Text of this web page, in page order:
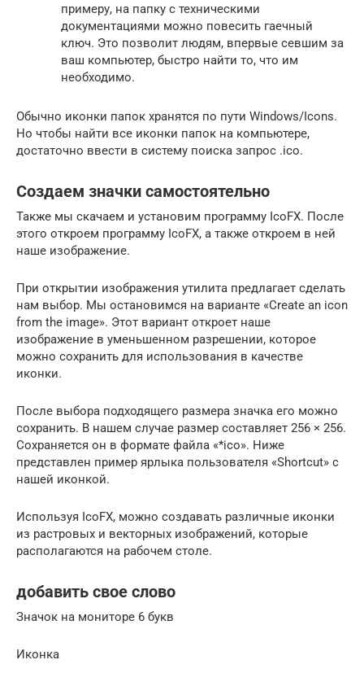
примеру, на папку с техническими
документациями можно повесить гаечный
ключ. Это позволит людям, впервые севшим за
ваш компьютер, быстро найти то, что им
необходимо.
Обычно иконки папок хранятся по пути Windows/Icons.
Но чтобы найти все иконки папок на компьютере,
достаточно ввести в систему поиска запрос .ico.
Создаем значки самостоятельно
Также мы скачаем и установим программу IcoFX. После
этого откроем программу IcoFX, а также откроем в ней
наше изображение.
При открытии изображения утилита предлагает сделать
нам выбор. Мы остановимся на варианте «Create an icon
from the image». Этот вариант откроет наше
изображение в уменьшенном разрешении, которое
можно сохранить для использования в качестве
иконки.
После выбора подходящего размера значка его можно
сохранить. В нашем случае размер составляет 256 × 256.
Сохраняется он в формате файла «*ico». Ниже
представлен пример ярлыка пользователя «Shortcut» с
нашей иконкой.
Используя IcoFX, можно создавать различные иконки
из растровых и векторных изображений, которые
располагаются на рабочем столе.
добавить свое слово
Значок на мониторе 6 букв
Иконка